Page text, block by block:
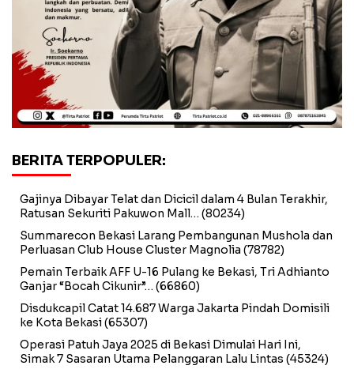
BERITA TERPOPULER:
Gajinya Dibayar Telat dan Dicicil dalam 4 Bulan Terakhir,
Ratusan Sekuriti Pakuwon Mall… (80234)
Summarecon Bekasi Larang Pembangunan Mushola dan
Perluasan Club House Cluster Magnolia (78782)
Pemain Terbaik AFF U-16 Pulang ke Bekasi, Tri Adhianto
Ganjar “Bocah Cikunir”… (66860)
Disdukcapil Catat 14.687 Warga Jakarta Pindah Domisili
ke Kota Bekasi(65307)
Operasi Patuh Jaya 2025 di Bekasi Dimulai Hari Ini,
Simak 7 Sasaran Utama Pelanggaran Lalu Lintas (45324)